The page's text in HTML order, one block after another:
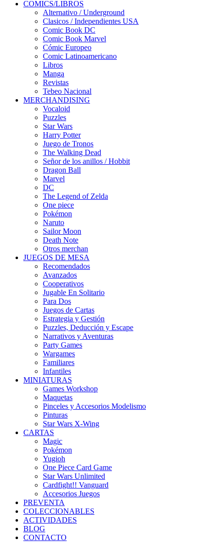
COMICS/LIBROS
Alternativo / Underground
Clasicos / Independientes USA
Comic Book DC
Comic Book Marvel
Cómic Europeo
Comic Latinoamericano
Libros
Manga
Revistas
Tebeo Nacional
MERCHANDISING
Vocaloid
Puzzles
Star Wars
Harry Potter
Juego de Tronos
The Walking Dead
Señor de los anillos / Hobbit
Dragon Ball
Marvel
DC
The Legend of Zelda
One piece
Pokémon
Naruto
Sailor Moon
Death Note
Otros merchan
JUEGOS DE MESA
Recomendados
Avanzados
Cooperativos
Jugable En Solitario
Para Dos
Juegos de Cartas
Estrategia y Gestión
Puzzles, Deducción y Escape
Narrativos y Aventuras
Party Games
Wargames
Familiares
Infantiles
MINIATURAS
Games Workshop
Maquetas
Pinceles y Accesorios Modelismo
Pinturas
Star Wars X-Wing
CARTAS
Magic
Pokémon
Yugioh
One Piece Card Game
Star Wars Unlimited
Cardfight!! Vanguard
Accesorios Juegos
PREVENTA
COLECCIONABLES
ACTIVIDADES
BLOG
CONTACTO